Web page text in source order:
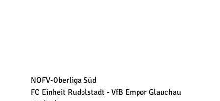
NOFV-Oberliga Süd
FC Einheit Rudolstadt - VfB Empor Glauchau